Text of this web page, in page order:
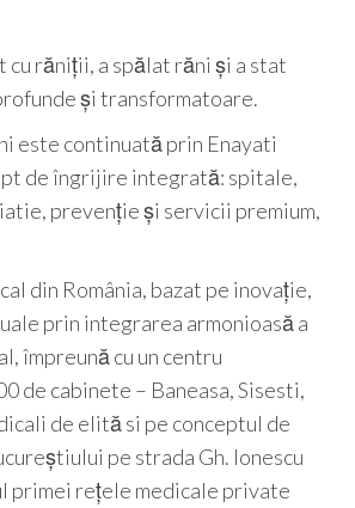
răniții, a spălat răni și a stat
și transformatoare.
este continuată prin Enayati
de îngrijire integrată: spitale,
prevenție și servicii premium,
din România, bazat pe inovație,
prin integrarea armonioasă a
împreună cu un centru
de cabinete – Baneasa, Sisesti,
de elită si pe conceptul de
pe strada Gh. Ionescu
primei rețele medicale private